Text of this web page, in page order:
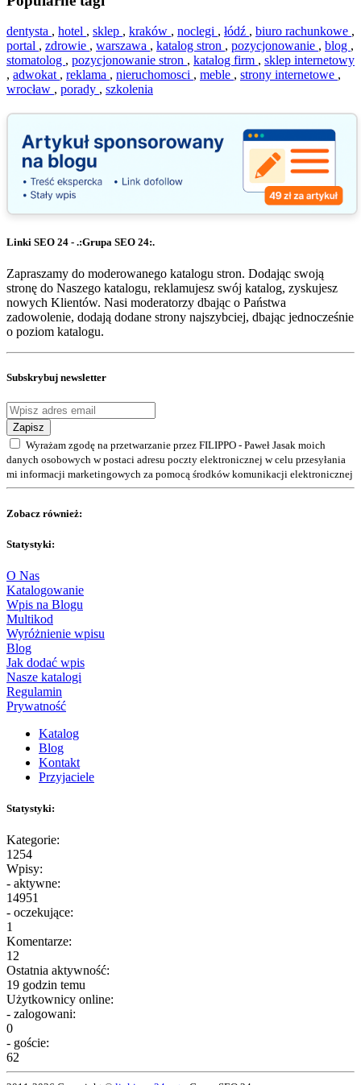
dentysta , hotel , sklep , kraków , noclegi , łódź , biuro rachunkowe ,
portal , zdrowie , warszawa , katalog stron , pozycjonowanie , blog ,
stomatolog , pozycjonowanie stron , katalog firm , sklep internetowy
, adwokat , reklama , nieruchomosci , meble , strony internetowe ,
wrocław , porady , szkolenia
Linki SEO 24 - .:Grupa SEO 24:.
Zapraszamy do moderowanego katalogu stron. Dodając swoją
stronę do Naszego katalogu, reklamujesz swój katalog, zyskujesz
nowych Klientów. Nasi moderatorzy dbając o Państwa
zadowolenie, dodają dodane strony najszybciej, dbając jednocześnie
o poziom katalogu.
Subskrybuj newsletter
Zapisz
Wyrażam zgodę na przetwarzanie przez FILIPPO - Paweł Jasak moich
danych osobowych w postaci adresu poczty elektronicznej w celu przesyłania
mi informacji marketingowych za pomocą środków komunikacji elektronicznej
Zobacz również:
Statystyki:
O Nas
Katalogowanie
Wpis na Blogu
Multikod
Wyróżnienie wpisu
Blog
Jak dodać wpis
Nasze katalogi
Regulamin
Prywatność
Katalog
Blog
Kontakt
Przyjaciele
Statystyki:
Kategorie:
1254
Wpisy:
- aktywne:
14951
- oczekujące:
1
Komentarze:
12
Ostatnia aktywność:
19 godzin temu
Użytkownicy online:
- zalogowani:
0
- goście:
62